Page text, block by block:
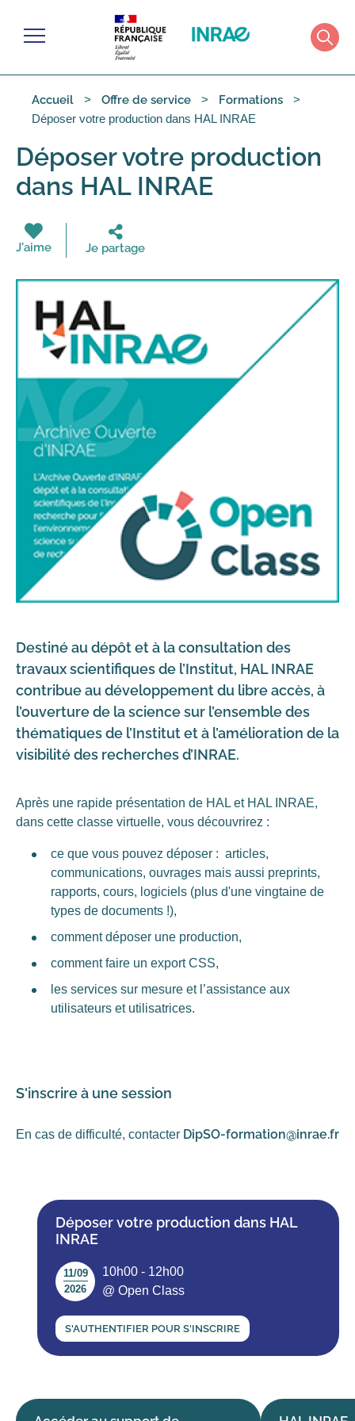
Menu
Accueil Offre de service Formations
Déposer votre production dans HAL INRAE
Déposer votre production
dans HAL INRAE
J'aime Je partage
Destiné au dépôt et à la consultation des
travaux scientifiques de l’Institut, HAL INRAE
contribue au développement du libre accès, à
l’ouverture de la science sur l’ensemble des
thématiques de l’Institut et à l’amélioration de la
visibilité des recherches d’INRAE.
Après une rapide présentation de HAL et HAL INRAE,
dans cette classe virtuelle, vous découvrirez :
ce que vous pouvez déposer : articles,
communications, ouvrages mais aussi preprints,
rapports, cours, logiciels (plus d'une vingtaine de
types de documents !),
comment déposer une production,
comment faire un export CSS,
les services sur mesure et l’assistance aux
utilisateurs et utilisatrices.
S'inscrire à une session
En cas de difficulté, contacter DipSO-formation@inrae.fr
Déposer votre production dans HAL
INRAE
11/09
2026
10h00 - 12h00
@ Open Class